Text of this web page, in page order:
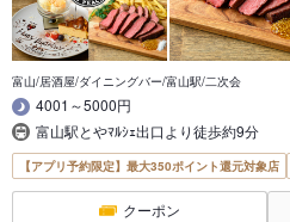
富山/居酒屋/ダイニングバー/富山駅/二次会
4001～5000円
富山駅とやﾏﾙｼｪ出口より徒歩約9分
【アプリ予約限定】最大350ポイント還元対象店
クーポン